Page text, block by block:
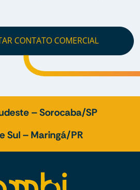
CONTATO COMERCIAL
– Sorocaba/SP
Sul – Maringá/PR